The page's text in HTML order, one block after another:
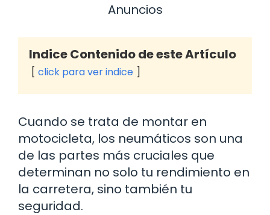
Anuncios
Indice Contenido de este Artículo
click para ver indice
Cuando se trata de montar en
motocicleta, los neumáticos son una
de las partes más cruciales que
determinan no solo tu rendimiento en
la carretera, sino también tu
seguridad.